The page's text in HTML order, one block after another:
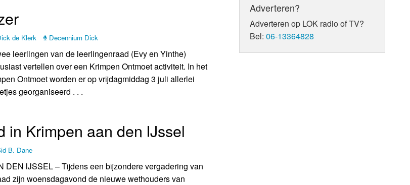
de Klerk Decennium Dick
leerlingen van de leerlingenraad (Evy en Yinthe)
vertellen over een Krimpen Ontmoet activiteit. In het
Ontmoet worden er op vrijdagmiddag 3 juli allerlei
georganiseerd . . .
in Krimpen aan den IJssel
B. Dane
DEN IJSSEL – Tijdens een bijzondere vergadering van
zijn woensdagavond de nieuwe wethouders van
Adverteren?
Adverteren op LOK radio of TV?
Bel:06-13364828